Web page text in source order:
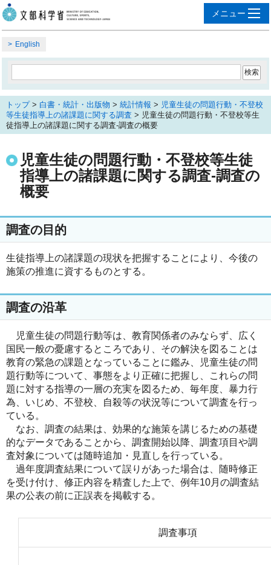
English
トップ> 白書・統計・出版物 > 統計情報 > 児童生徒の問題行動・不登校
等生徒指導上の諸課題に関する調査 > 児童生徒の問題行動・不登校等生
徒指導上の諸課題に関する調査-調査の概要
児童生徒の問題行動・不登校等生徒
指導上の諸課題に関する調査-調査の
概要
調査の目的
生徒指導上の諸課題の現状を把握することにより、今後の
施策の推進に資するものとする。
調査の沿革
児童生徒の問題行動等は、教育関係者のみならず、広く
国民一般の憂慮するところであり、その解決を図ることは
教育の緊急の課題となっていることに鑑み、児童生徒の問
題行動等について、事態をより正確に把握し、これらの問
題に対する指導の一層の充実を図るため、毎年度、暴力行
為、いじめ、不登校、自殺等の状況等について調査を行っ
ている。
なお、調査の結果は、効果的な施策を講じるための基礎
的なデータであることから、調査開始以降、調査項目や調
査対象については随時追加・見直しを行っている。
過年度調査結果について誤りがあった場合は、随時修正
を受け付け、修正内容を精査した上で、例年10月の調査結
果の公表の前に正誤表を掲載する。
調査事項